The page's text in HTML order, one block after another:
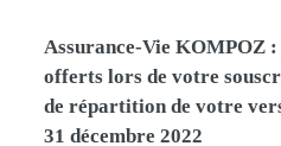
Assurance-Vie KOMPOZ :
offerts lors de votre
de répartition de votre
31 décembre 2022